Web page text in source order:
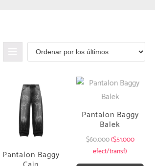
Pantalon Baggy
Pantalon Baggy
Balek
$60.000($51.000
efect/transf)